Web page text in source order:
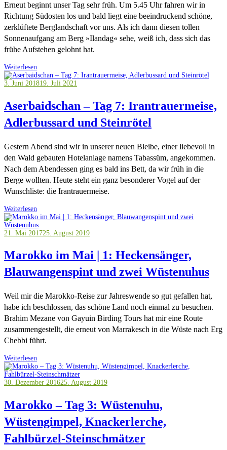
Erneut beginnt unser Tag sehr früh. Um 5.45 Uhr fahren wir in
Richtung Südosten los und bald liegt eine beeindruckend schöne,
zerklüftete Berglandschaft vor uns. Als ich dann diesen tollen
Sonnenaufgang am Berg »Ilandag« sehe, weiß ich, dass sich das
frühe Aufstehen gelohnt hat.
Weiterlesen
3. Juni 201819. Juli 2021
Aserbaidschan – Tag 7: Irantrauermeise,
Adlerbussard und Steinrötel
Gestern Abend sind wir in unserer neuen Bleibe, einer liebevoll in
den Wald gebauten Hotelanlage namens Tabassüm, angekommen.
Nach dem Abendessen ging es bald ins Bett, da wir früh in die
Berge wollten. Heute steht ein ganz besonderer Vogel auf der
Wunschliste: die Irantrauermeise.
Weiterlesen
21. Mai 201725. August 2019
Marokko im Mai | 1: Heckensänger,
Blauwangenspint und zwei Wüstenuhus
Weil mir die Marokko-Reise zur Jahreswende so gut gefallen hat,
habe ich beschlossen, das schöne Land noch einmal zu besuchen.
Brahim Mezane von Gayuin Birding Tours hat mir eine Route
zusammengestellt, die erneut von Marrakesch in die Wüste nach Erg
Chebbi führt.
Weiterlesen
30. Dezember 201625. August 2019
Marokko – Tag 3: Wüstenuhu,
Wüstengimpel, Knackerlerche,
Fahlbürzel-Steinschmätzer